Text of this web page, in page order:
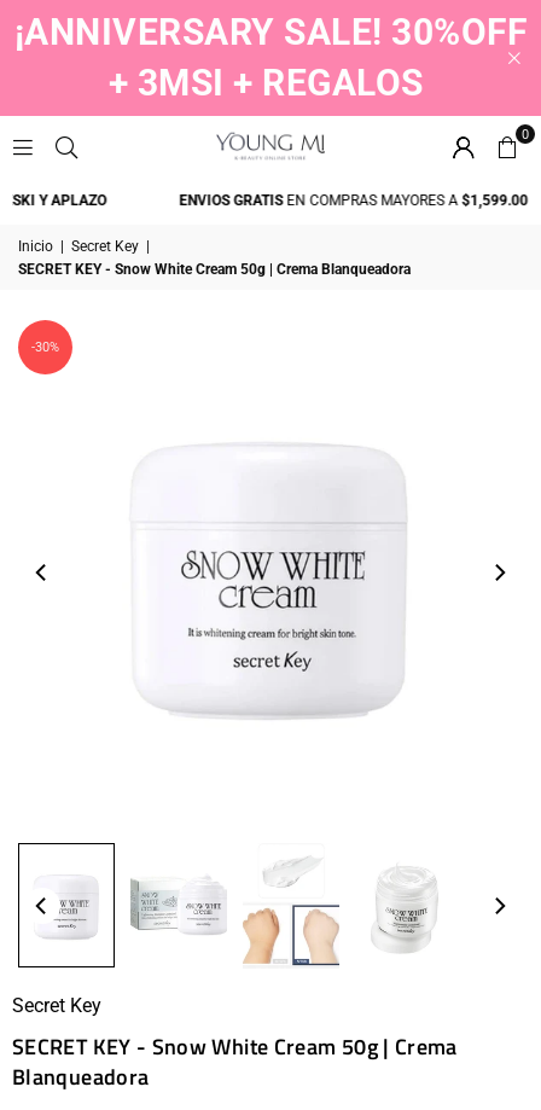
¡ANNIVERSARY SALE! 30%OFF
+ 3MSI + REGALOS
0
Y APLAZO ENVIOS GRATISEN COMPRAS MAYORES A$1,599.00
Inicio Secret Key
SECRET KEY - Snow White Cream 50g | Crema Blanqueadora
-30%
Secret Key
SECRET KEY - Snow White Cream 50g | Crema
Blanqueadora